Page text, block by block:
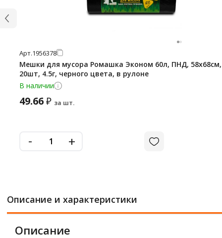
Арт.1956378
Мешки для мусора Ромашка Эконом 60л, ПНД,
20шт, 4.5г, черного цвета, в рулоне
В наличии
49.66₽ за шт.
- +
Описание и характеристики
Описание